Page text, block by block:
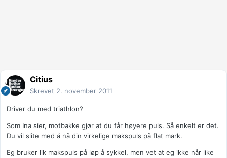
Citius
Skrevet 2. november 2011
Driver du med triathlon?
Som Ina sier, motbakke gjør at du får høyere puls. Så enkelt er det.
Du vil slite med å nå din virkelige makspuls på flat mark.
Eg bruker lik makspuls på løp å sykkel, men vet at eg ikke når like